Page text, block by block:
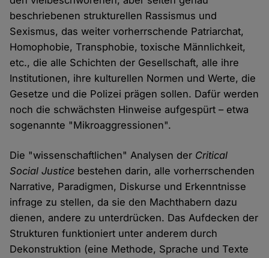
beschriebenen strukturellen Rassismus und
Sexismus, das weiter vorherrschende Patriarchat,
Homophobie, Transphobie, toxische Männlichkeit,
etc., die alle Schichten der Gesellschaft, alle ihre
Institutionen, ihre kulturellen Normen und Werte, die
Gesetze und die Polizei prägen sollen. Dafür werden
noch die schwächsten Hinweise aufgespürt – etwa
sogenannte "Mikroaggressionen".
Die "wissenschaftlichen" Analysen der Critical
Social Justice bestehen darin, alle vorherrschenden
Narrative, Paradigmen, Diskurse und Erkenntnisse
infrage zu stellen, da sie den Machthabern dazu
dienen, andere zu unterdrücken. Das Aufdecken der
Strukturen funktioniert unter anderem durch
Dekonstruktion (eine Methode, Sprache und Texte